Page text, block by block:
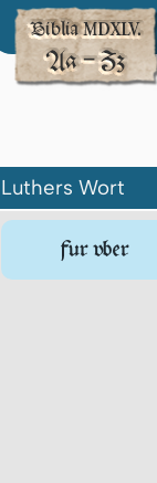
Luthers Wort
fur vber